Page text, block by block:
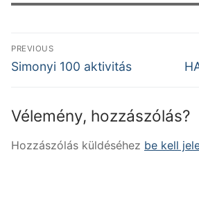
Bejegyzés
navigáció
PREVIOUS
Previous
Simonyi 100 aktivitás
Vélemény, hozzászólás?
Hozzászólás küldéséhez be kell